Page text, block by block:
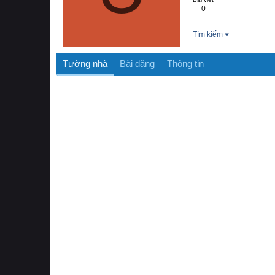
0
Tìm kiếm
Tường nhà Bài đăng Thông tin